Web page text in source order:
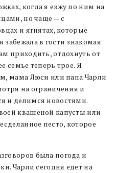
когда я езжу по ним на
но чаще — с
и ягнятах, которые
в гости знакомая
приходить, отдохнуть от
семье теперь трое. Я
мама Люси или папа Чарли
на ограничения и
и делимся новостями.
квашеной капусты или
песто, которое
была погода и
Чарли сегодня едет на